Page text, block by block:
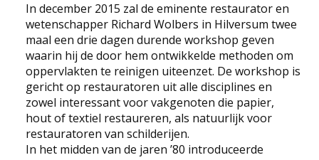
NIEUWS
CONTACT
Selecteer de taal
In december 2015 zal de eminente restaurator en
wetenschapper Richard Wolbers in Hilversum twee
maal een drie dagen durende workshop geven
waarin hij de door hem ontwikkelde methoden om
oppervlakten te reinigen uiteenzet. De workshop is
gericht op restauratoren uit alle disciplines en
zowel interessant voor vakgenoten die papier,
hout of textiel restaureren, als natuurlijk voor
restauratoren van schilderijen.
In het midden van de jaren ’80 introduceerde